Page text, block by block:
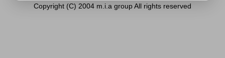
Copyright (C) 2004 m.i.a group All rights reserved